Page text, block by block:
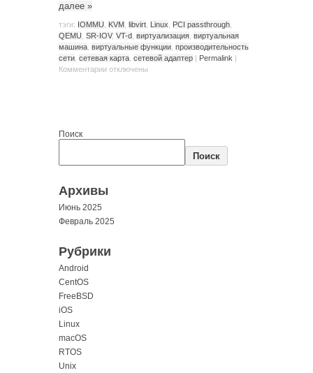
далее »
тэги: IOMMU KVM libvirt Linux PCI passthrough
QEMU SR-IOV, VT-d виртуализация виртуальная
машина виртуальные функции производительность
сети сетевая карта сетевой адаптер | Permalink |
Комментарии отключены
Поиск
Поиск
Архивы
Июнь 2025
Февраль 2025
Рубрики
Android
CentOS
FreeBSD
iOS
Linux
macOS
RTOS
Unix